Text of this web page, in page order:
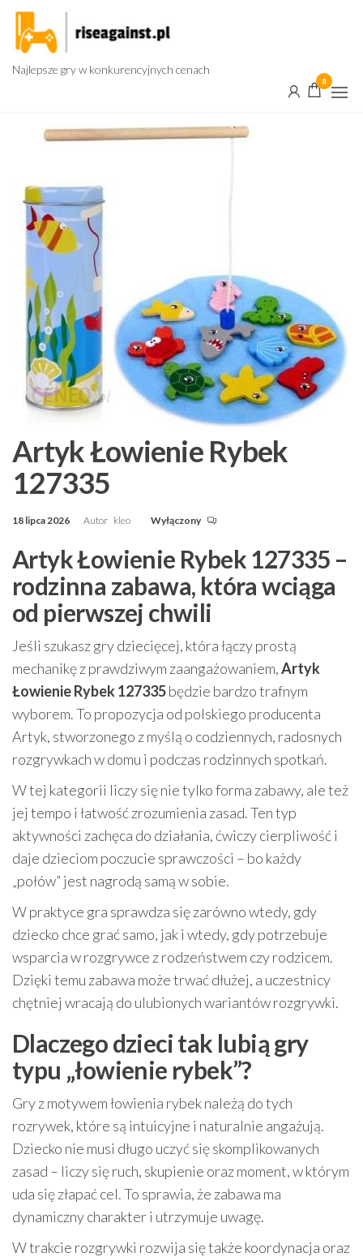
Przejdź
treści
Najlepsze gry w konkurencyjnych cenach
0
Artyk Łowienie Rybek
127335
18 lipca 2026 Autor kleo Wyłączony
Artyk Łowienie Rybek 127335 –
rodzinna zabawa, która wciąga
od pierwszej chwili
Jeśli szukasz gry dziecięcej, która łączy prostą
mechanikę z prawdziwym zaangażowaniem,Artyk
Łowienie Rybek 127335będzie bardzo trafnym
wyborem. To propozycja od polskiego producenta
Artyk, stworzonego z myślą o codziennych, radosnych
rozgrywkach w domu i podczas rodzinnych spotkań.
W tej kategorii liczy się nie tylko forma zabawy, ale też
jej tempo i łatwość zrozumienia zasad. Ten typ
aktywności zachęca do działania, ćwiczy cierpliwość i
daje dzieciom poczucie sprawczości – bo każdy
„połów” jest nagrodą samą w sobie.
W praktyce gra sprawdza się zarówno wtedy, gdy
dziecko chce grać samo, jak i wtedy, gdy potrzebuje
wsparcia w rozgrywce z rodzeństwem czy rodzicem.
Dzięki temu zabawa może trwać dłużej, a uczestnicy
chętniej wracają do ulubionych wariantów rozgrywki.
Dlaczego dzieci tak lubią gry
typu „łowienie rybek”?
Gry z motywem łowienia rybek należą do tych
rozrywek, które są intuicyjne i naturalnie angażują.
Dziecko nie musi długo uczyć się skomplikowanych
zasad – liczy się ruch, skupienie oraz moment, w którym
uda się złapać cel. To sprawia, że zabawa ma
dynamiczny charakter i utrzymuje uwagę.
W trakcie rozgrywki rozwija się także koordynacja oraz